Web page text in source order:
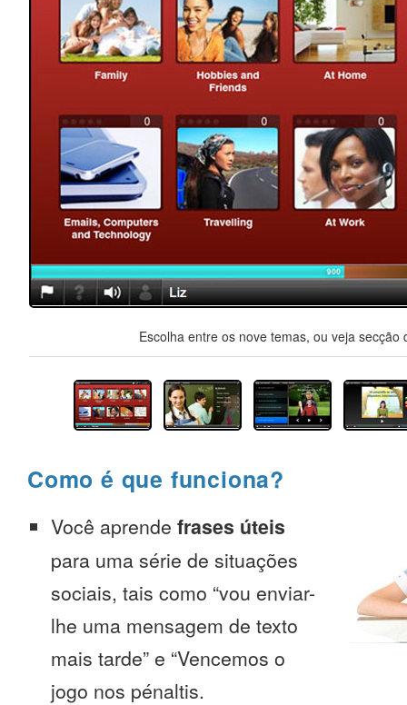
Escolha entre os nove temas, ou veja secção
Como é que funciona?
Você aprende frases úteis
para uma série de situações
sociais, tais como “vou enviar-
lhe uma mensagem de texto
mais tarde” e “Vencemos o
jogo nos pénaltis.